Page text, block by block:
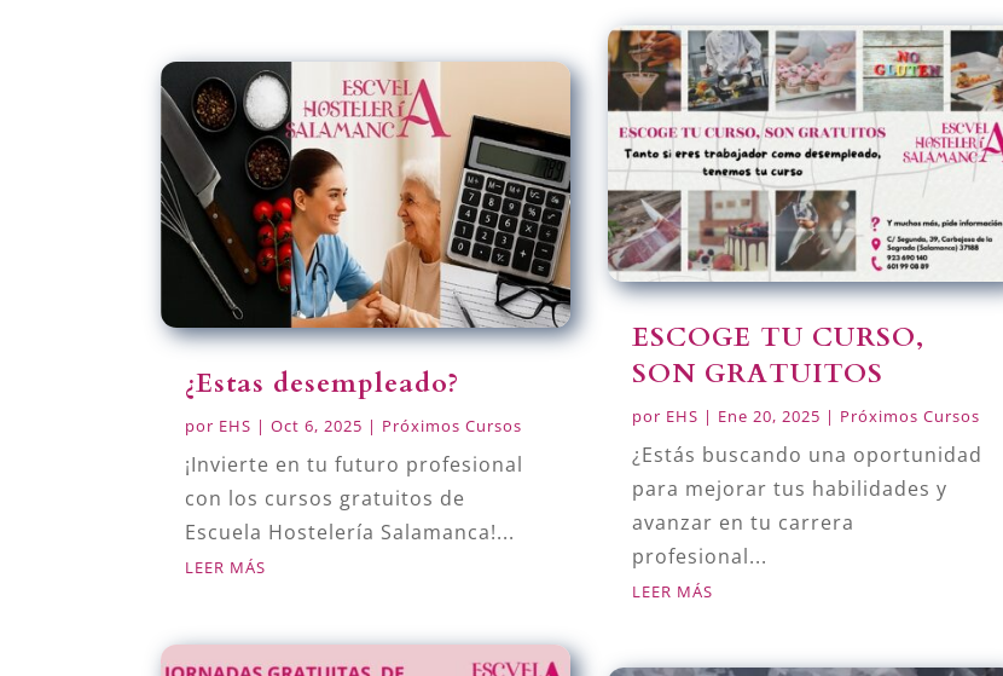
¿Estas desempleado?
por EHS |Oct 6, 2025 | Próximos Cursos
¡Invierte en tu futuro profesional
con los cursos gratuitos de
Escuela Hostelería Salamanca!...
LEER MÁS
ESCOGE TU CURSO,
SON GRATUITOS
por EHS | Ene 20, 2025 | Próximos Cursos
¿Estás buscando una oportunidad
para mejorar tus habilidades y
avanzar en tu carrera
profesional...
LEER MÁS